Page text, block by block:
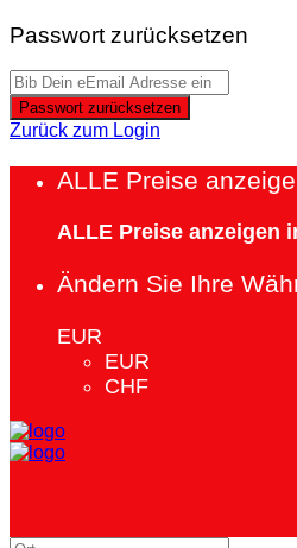
Passwort zurücksetzen
Passwort zurücksetzen
Zurück zum Login
ALLE Preise
ALLE Preise anzeigen
Ändern Sie Ihre
EUR
EUR
CHF